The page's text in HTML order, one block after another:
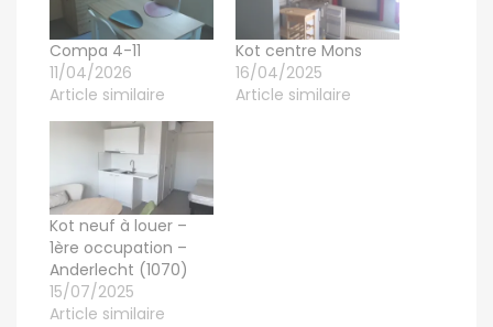
Compa 4-11
11/04/2026
Article similaire
Kot centre Mons
16/04/2025
Article similaire
Kot neuf à louer –
1ère occupation –
Anderlecht (1070)
15/07/2025
Article similaire